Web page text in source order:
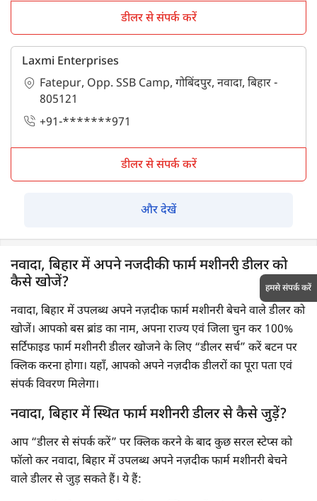
डीलर से संपर्क करें
Laxmi Enterprises
Fatepur, Opp. SSB Camp, गोबिंदपुर, नवादा, बिहार -
805121
+91-*******971
डीलर से संपर्क करें
और देखें
नवादा, बिहार में अपने नजदीकी फार्म मशीनरी डीलर को
कैसे खोजें?
नवादा, बिहार में उपलब्ध अपने नज़दीक फार्म मशीनरी बेचने वाले डीलर को
खोजें। आपको बस ब्रांड का नाम, अपना राज्य एवं जिला चुन कर 100%
सर्टिफाइड फार्म मशीनरी डीलर खोजने के लिए “डीलर सर्च” करें बटन पर
क्लिक करना होगा। यहाँ, आपको अपने नज़दीक डीलरों का पूरा पता एवं
संपर्क विवरण मिलेगा।
नवादा, बिहार में स्थित फार्म मशीनरी डीलर से कैसे जुड़ें?
आप “डीलर से संपर्क करें” पर क्लिक करने के बाद कुछ सरल स्टेप्स को
फॉलो कर नवादा, बिहार में उपलब्ध अपने नज़दीक फार्म मशीनरी बेचने
वाले डीलर से जुड़ सकते हैं। ये हैं:
हमसे संपर्क करें